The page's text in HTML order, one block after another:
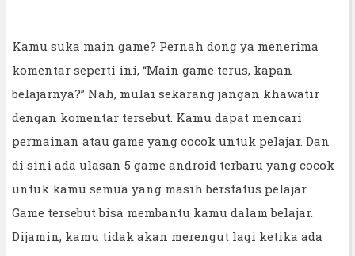
Kamu suka main game? Pernah dong ya menerima
komentar seperti ini, “Main game terus, kapan
belajarnya?” Nah, mulai sekarang jangan khawatir
dengan komentar tersebut. Kamu dapat mencari
permainan atau game yang cocok untuk pelajar. Dan
di sini ada ulasan 5 game android terbaru yang cocok
untuk kamu semua yang masih berstatus pelajar.
Game tersebut bisa membantu kamu dalam belajar.
Dijamin, kamu tidak akan merengut lagi ketika ada